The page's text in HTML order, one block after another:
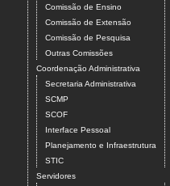
Comissão de Ensino
Comissão de Extensão
Comissão de Pesquisa
Outras Comissões
Coordenação Administrativa
Secretaria Administrativa
SCMP
SCOF
Interface Pessoal
Planejamento e Infraestrutura
STIC
Servidores